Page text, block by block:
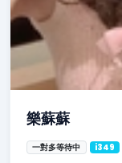
樂蘇蘇
一對多等待中 i349